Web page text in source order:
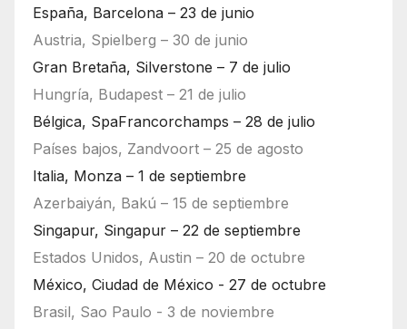
España, Barcelona – 23 de junio
Austria, Spielberg – 30 de junio
Gran Bretaña, Silverstone – 7 de julio
Hungría, Budapest – 21 de julio
Bélgica, SpaFrancorchamps – 28 de julio
Países bajos, Zandvoort – 25 de agosto
Italia, Monza – 1 de septiembre
Azerbaiyán, Bakú – 15 de septiembre
Singapur, Singapur – 22 de septiembre
Estados Unidos, Austin – 20 de octubre
México, Ciudad de México - 27 de octubre
Brasil, Sao Paulo - 3 de noviembre